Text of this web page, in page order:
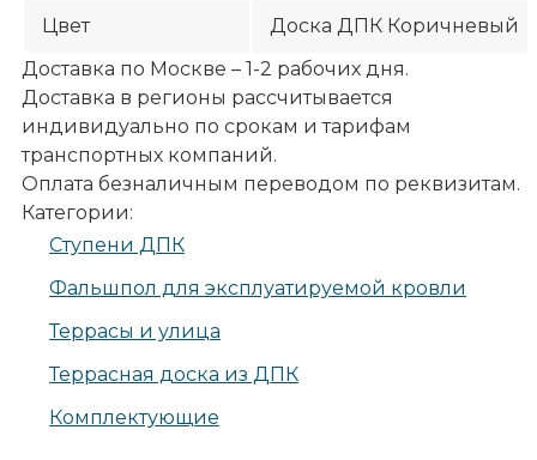
Цвет
Доска ДПК Коричневый
Доставка по Москве – 1-2 рабочих дня.
Доставка в регионы рассчитывается
индивидуально по срокам и тарифам
транспортных компаний.
Оплата безналичным переводом по реквизитам.
Категории:
Ступени ДПК
Фальшпол для эксплуатируемой кровли
Террасы и улица
Террасная доска из ДПК
Комплектующие